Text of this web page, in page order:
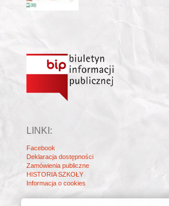
LINKI:
Facebook
Deklaracja dostępności
Zamówienia publiczne
HISTORIA SZKOŁY
Informacja o cookies